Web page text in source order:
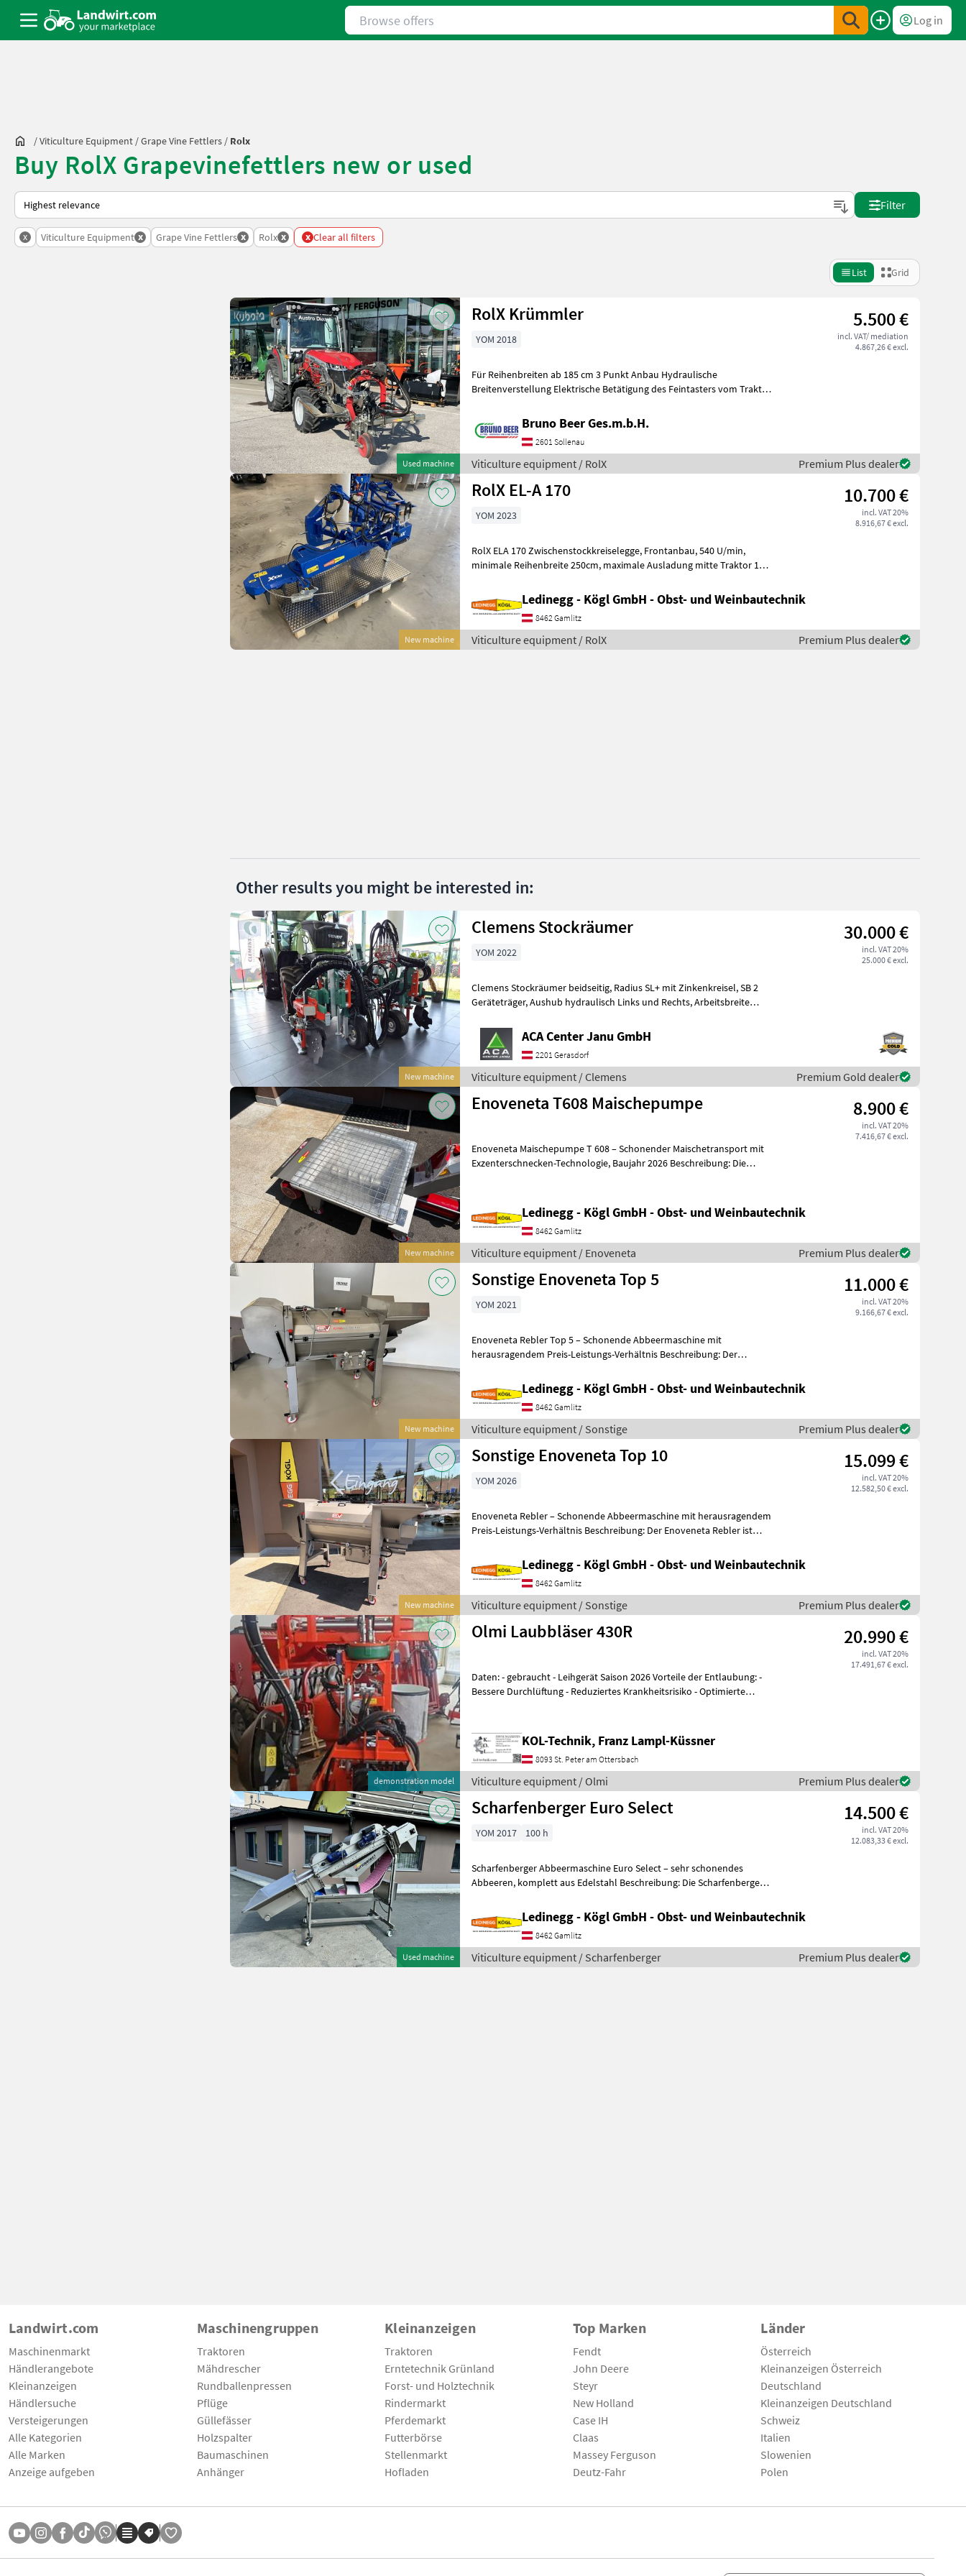
Browse offers
Log in
/Viticulture Equipment /Grape Vine Fettlers / Rolx
Buy RolX Grapevinefettlers new or used
This is how sorting works on Landwirt.com
Filter
x Viticulture Equipment x Grape Vine Fettlers x Rolx x x Clear all filters
List Grid
Used machine
RolX Krümmler 5.500 €
incl. VAT/ mediation
4.867,26 € excl.
YOM 2018
Für Reihenbreiten ab 185 cm 3 Punkt Anbau Hydraulische
Breitenverstellung Elektrische Betätigung des Feintasters vom Traktor
Bruno Beer Ges.m.b.H.
2601 Sollenau
Viticulture equipment / RolX Premium Plus dealer
New machine
RolX EL-A 170 10.700 €
incl. VAT 20%
8.916,67 € excl.
YOM 2023
RolX ELA 170 Zwischenstockkreiselegge, Frontanbau, 540 U/min,
minimale Reihenbreite 250cm, maximale Ausladung mitte Traktor 170
Ledinegg - Kögl GmbH - Obst- und Weinbautechnik
8462 Gamlitz
Viticulture equipment / RolX Premium Plus dealer
Other results you might be interested in:
New machine
Clemens Stockräumer 30.000 €
incl. VAT 20%
25.000 € excl.
YOM 2022
Clemens Stockräumer beidseitig, Radius SL+ mit Zinkenkreisel, SB 2
Geräteträger, Aushub hydraulisch Links und Rechts, Arbeitsbreite
ACA Center Janu GmbH
2201 Gerasdorf
Viticulture equipment / Clemens Premium Gold dealer
New machine
Enoveneta T608 Maischepumpe 8.900 €
incl. VAT 20%
7.416,67 € excl.
Enoveneta Maischepumpe T 608 – Schonender Maischetransport mit
Exzenterschnecken-Technologie, Baujahr 2026 Beschreibung: Die
Ledinegg - Kögl GmbH - Obst- und Weinbautechnik
8462 Gamlitz
Viticulture equipment / Enoveneta Premium Plus dealer
New machine
Sonstige Enoveneta Top 5 11.000 €
incl. VAT 20%
9.166,67 € excl.
YOM 2021
Enoveneta Rebler Top 5 – Schonende Abbeermaschine mit
herausragendem Preis-Leistungs-Verhältnis Beschreibung: Der
Ledinegg - Kögl GmbH - Obst- und Weinbautechnik
8462 Gamlitz
Viticulture equipment / Sonstige Premium Plus dealer
New machine
Sonstige Enoveneta Top 10 15.099 €
incl. VAT 20%
12.582,50 € excl.
YOM 2026
Enoveneta Rebler – Schonende Abbeermaschine mit herausragendem
Preis-Leistungs-Verhältnis Beschreibung: Der Enoveneta Rebler ist
Ledinegg - Kögl GmbH - Obst- und Weinbautechnik
8462 Gamlitz
Viticulture equipment / Sonstige Premium Plus dealer
demonstration model
Olmi Laubbläser 430R 20.990 €
incl. VAT 20%
17.491,67 € excl.
Daten: - gebraucht - Leihgerät Saison 2026 Vorteile der Entlaubung: -
Bessere Durchlüftung - Reduziertes Krankheitsrisiko - Optimierte
KOL-Technik, Franz Lampl-Küssner
8093 St. Peter am Ottersbach
Viticulture equipment / Olmi Premium Plus dealer
Used machine
Scharfenberger Euro Select 14.500 €
incl. VAT 20%
12.083,33 € excl.
YOM 2017 100 h
Scharfenberger Abbeermaschine Euro Select – sehr schonendes
Abbeeren, komplett aus Edelstahl Beschreibung: Die Scharfenberger
Ledinegg - Kögl GmbH - Obst- und Weinbautechnik
8462 Gamlitz
Viticulture equipment / Scharfenberger Premium Plus dealer
Landwirt.com
Maschinenmarkt
Händlerangebote
Kleinanzeigen
Händlersuche
Versteigerungen
Alle Kategorien
Alle Marken
Anzeige aufgeben
Maschinengruppen
Traktoren
Mähdrescher
Rundballenpressen
Pflüge
Güllefässer
Holzspalter
Baumaschinen
Anhänger
Kleinanzeigen
Traktoren
Erntetechnik Grünland
Forst- und Holztechnik
Rindermarkt
Pferdemarkt
Futterbörse
Stellenmarkt
Hofladen
Top Marken
Fendt
John Deere
Steyr
New Holland
Case IH
Claas
Massey Ferguson
Deutz-Fahr
Länder
Österreich
Kleinanzeigen Österreich
Deutschland
Kleinanzeigen Deutschland
Schweiz
Italien
Slowenien
Polen